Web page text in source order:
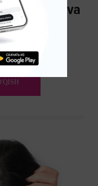
tasnifi va
tarqalgan kasalligi
sonining